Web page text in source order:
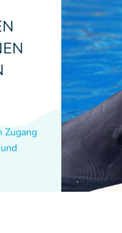
Zugang